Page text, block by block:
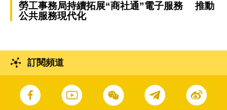
勞工事務局持續拓展“商社通”電子服務 推動
公共服務現代化
訂閱頻道